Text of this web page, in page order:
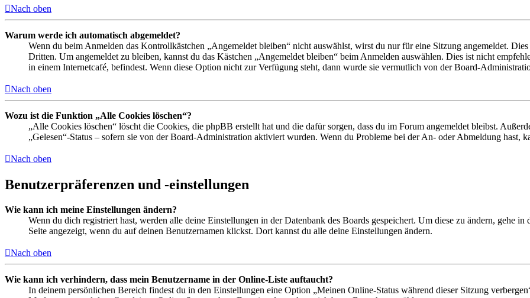
Nach oben
Warum werde ich automatisch abgemeldet?
Wenn du beim Anmelden das Kontrollkästchen „Angemeldet bleiben“ nicht auswählst, wirst du nur für eine Sitzung angemeldet.
Dritten. Um angemeldet zu bleiben, kannst du das Kästchen „Angemeldet bleiben“ beim Anmelden auswählen. Dies ist nicht
in einem Internetcafé, befindest. Wenn diese Option nicht zur Verfügung steht, dann wurde sie vermutlich von der Board-
Nach oben
Wozu ist die Funktion „Alle Cookies löschen“?
„Alle Cookies löschen“ löscht die Cookies, die phpBB erstellt hat und die dafür sorgen, dass du im Forum angemeldet bleibst.
„Gelesen“-Status – sofern sie von der Board-Administration aktiviert wurden. Wenn du Probleme bei der An- oder Abmeldung hast,
Nach oben
Benutzerpräferenzen und -einstellungen
Wie kann ich meine Einstellungen ändern?
Wenn du dich registriert hast, werden alle deine Einstellungen in der Datenbank des Boards gespeichert. Um diese zu ändern, gehe
Seite angezeigt, wenn du auf deinen Benutzernamen klickst. Dort kannst du alle deine Einstellungen ändern.
Nach oben
Wie kann ich verhindern, dass mein Benutzername in der Online-Liste auftaucht?
In deinem persönlichen Bereich findest du in den Einstellungen eine Option „Meinen Online-Status während dieser Sitzung